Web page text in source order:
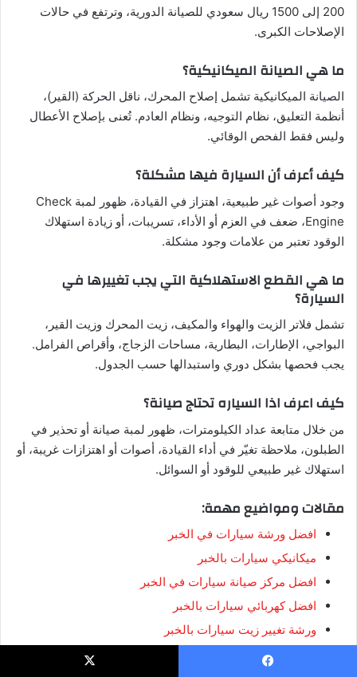
200 إلى 1500 ريال سعودي للصيانة الدورية، وترتفع في حالات
الإصلاحات الكبرى.
ما هي الصيانة الميكانيكية؟
الصيانة الميكانيكية تشمل إصلاح المحرك، ناقل الحركة (القير)،
أنظمة التعليق، نظام التوجيه، ونظام العادم. تُعنى بإصلاح الأعطال
وليس فقط الفحص الوقائي.
كيف أعرف أن السيارة فيها مشكلة؟
وجود أصوات غير طبيعية، اهتزاز في القيادة، ظهور لمبة Check
Engine، ضعف في العزم أو الأداء، تسريبات، أو زيادة استهلاك
الوقود تعتبر من علامات وجود مشكلة.
ما هي القطع الاستهلاكية التي يجب تغييرها في
السيارة؟
تشمل فلاتر الزيت والهواء والمكيف، زيت المحرك وزيت القير،
البواجي، الإطارات، البطارية، مساحات الزجاج، وأقراص الفرامل.
يجب فحصها بشكل دوري واستبدالها حسب الجدول.
كيف اعرف اذا السياره تحتاج صيانة؟
من خلال متابعة عداد الكيلومترات، ظهور لمبة صيانة أو تحذير في
الطبلون، ملاحظة تغيّر في أداء القيادة، أصوات أو اهتزازات غريبة، أو
استهلاك غير طبيعي للوقود أو السوائل.
مقالات ومواضيع مهمة:
افضل ورشة سيارات في الخبر
ميكانيكي سيارات بالخبر
افضل مركز صيانة سيارات في الخبر
افضل كهربائي سيارات بالخبر
ورشة تغيير زيت سيارات بالخبر